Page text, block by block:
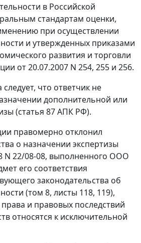
в Российской
стандартам оценки,
при осуществлении
и утвержденных приказами
развития и торговли
от 20.07.2007 N 254, 255 и 256.
что ответчик не
дополнительной или
(статья 87 АПК РФ).
правомерно отклонил
о назначении экспертизы
N 22/08-08, выполненного ООО
его соответствия
законодательства об
(том 8, листы 118, 119),
и правовых последствий
относятся к исключительной